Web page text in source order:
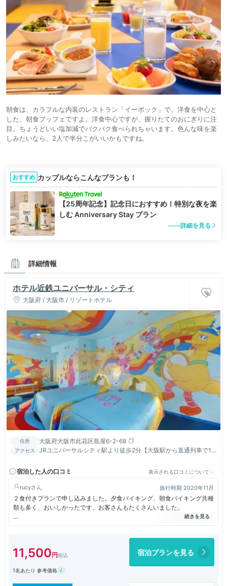
朝食は、カラフルな内装のレストラン「イーポック」で。洋食を中心と
した、朝食ブッフェですよ。洋食中心ですが、握りたてのおにぎりに注
目。ちょうどいい塩加減でパクパク食べられちゃいます。色んな味を楽
しみたいなら、2人で半分こがいいかもですね。
おすすめ カップルならこんなプランも！
【25周年記念】記念日におすすめ！特別な夜を楽
しむ Anniversary Stay プラン
詳細を見る
詳細情報
ホテル近鉄ユニバーサル・シティ
大阪府 / 大阪市 / リゾートホテル
住所 大阪府大阪市此花区島屋6-2-68
アクセス
JRユニバーサルシティ駅より徒歩2分【大阪駅から直通列車で12
宿泊した人の口コミ
表示される口コミについて
rucy 旅行時期 2020年11月
２食付きプランで申し込みました。夕食バイキング、朝食バイキング共種
類も多く、おいしかったです。お客さんもたくさんいました。
お部屋はシンプルなツインで、お風呂がユニットバスなのが少し残念でし
ユニバにも近く、お安く泊まることができて、よかったです。
11,500 宿泊プランを見る
1名あたり 参考価格